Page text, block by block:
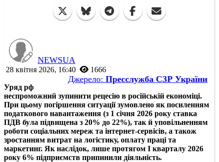
NEWSUA
28 квітня 2026, 16:40 1666
Джерело: Пресслужба СЗР України
Уряд рф
неспроможний зупинити рецесію в російській економіці.
При цьому погіршення ситуації зумовлено як посиленням
податкового навантаження (з 1 січня 2026 року ставка
ПДВ була підвищена з 20% до 22%), так й уповільненням
роботи соціальних мереж та інтернет-сервісів, а також
зростанням витрат на логістику, оплату праці та
маркетинг. Як наслідок, лише протягом І кварталу 2026
року 6% підприємств припинили діяльність.